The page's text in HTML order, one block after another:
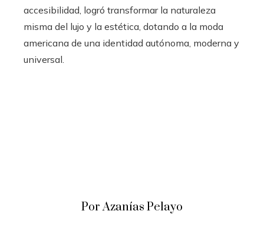
accesibilidad, logró transformar la naturaleza
misma del lujo y la estética, dotando a la moda
americana de una identidad autónoma, moderna y
universal.
Por Azanías Pelayo